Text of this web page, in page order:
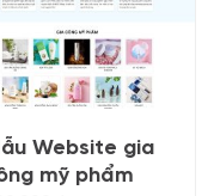
Website gia
mỹ phẩm